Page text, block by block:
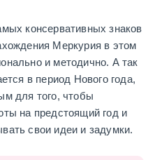
консервативных знаков
Меркурия в этом
и методично. А так
в период Нового года,
для того, чтобы
на предстоящий год и
свои идеи и задумки.